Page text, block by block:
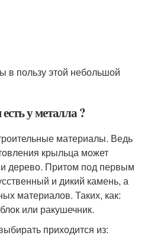
в пользу этой небольшой
у металла ?
материалы. Ведь
крыльца может
и дерево. Притом под первым
и дикий камень, а
материалов. Таких, как:
или ракушечник.
приходится из: